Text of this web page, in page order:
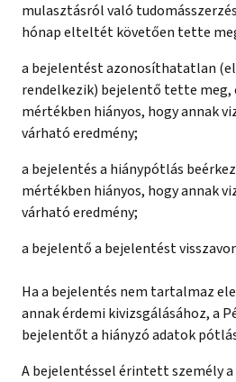
mulasztásról való
hónap elteltét követően tette
a bejelentést azonosíthatatlan
rendelkezik) bejelentő tette meg,
mértékben hiányos, hogy annak
várható eredmény;
a bejelentés a hiánypótlás
mértékben hiányos, hogy annak
várható eredmény;
a bejelentő a bejelentést
Ha a bejelentés nem tartalmaz
annak érdemi kivizsgálásához, a
bejelentőt a hiányzó adatok
A bejelentéssel érintett személy